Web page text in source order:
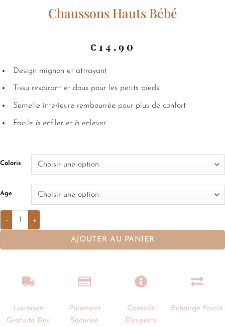
Chaussons Hauts Bébé
€ 14.90
Design mignon et attrayant
Tissu respirant et doux pour les petits pieds
Semelle intérieure rembourrée pour plus de confort
Facile à enfiler et à enlever
Coloris
Age
AJOUTER AU PANIER
Livraison
Gratuite Dès
Paiement
Sécurisé
Conseils
D'experts
Echange Facile